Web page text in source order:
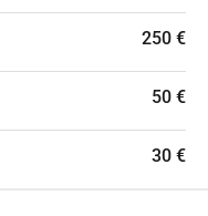
250 €
50 €
30 €